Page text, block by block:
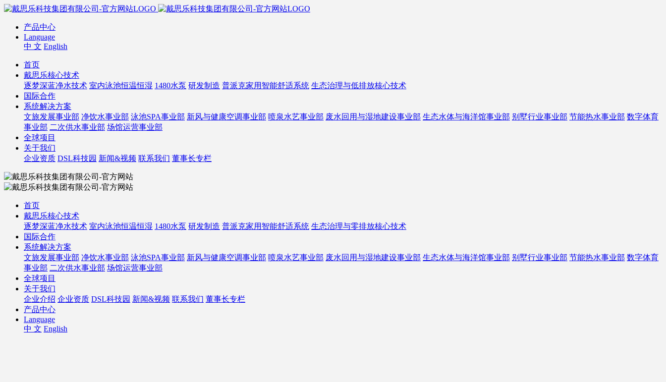
产品中心
Language
中 文 English
首页
戴思乐核心技术
逐梦深蓝净水技术 室内泳池恒温恒湿 1480水泵 研发制造 普派克家用智能舒适系统 生态治理与低排放核心技术
国际合作
系统解决方案
文旅发展事业部 净饮水事业部 泳池SPA事业部 新风与健康空调事业部 喷泉水艺事业部 废水回用与湿地建设事业部 生态水体与海洋馆事业部 别墅行业事业部 节能热水事业部 数字体育
事业部 二次供水事业部 场馆运营事业部
全球项目
关于我们
企业资质 DSL科技园 新闻&视频 联系我们 董事长专栏
首页
戴思乐核心技术
逐梦深蓝净水技术 室内泳池恒温恒湿 1480水泵 研发制造 普派克家用智能舒适系统 生态治理与零排放核心技术
国际合作
系统解决方案
文旅发展事业部 净饮水事业部 泳池SPA事业部 新风与健康空调事业部 喷泉水艺事业部 废水回用与湿地建设事业部 生态水体与海洋馆事业部 别墅行业事业部 节能热水事业部 数字体育
事业部 二次供水事业部 场馆运营事业部
全球项目
关于我们
企业介绍 企业资质 DSL科技园 新闻&视频 联系我们 董事长专栏
产品中心
Language
中 文 English